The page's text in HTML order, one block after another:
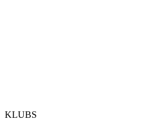
KLUBS